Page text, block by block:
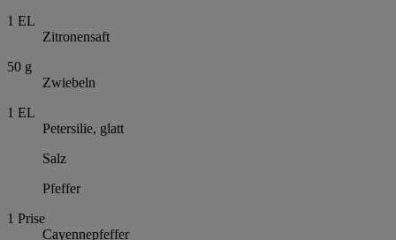
1 EL
Zitronensaft
50 g
Zwiebeln
1 EL
Petersilie, glatt
Salz
Pfeffer
1 Prise
Cayennepfeffer